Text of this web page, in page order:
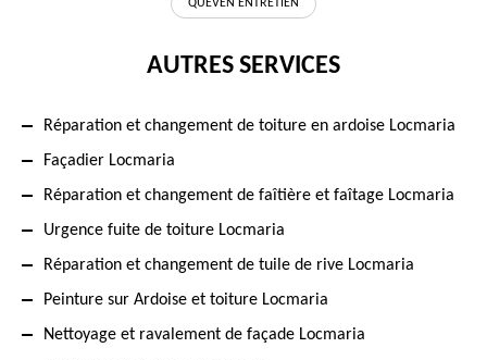
QUEVEN ENTRETIEN
AUTRES SERVICES
Réparation et changement de toiture en ardoise Locmaria
Façadier Locmaria
Réparation et changement de faîtière et faîtage Locmaria
Urgence fuite de toiture Locmaria
Réparation et changement de tuile de rive Locmaria
Peinture sur Ardoise et toiture Locmaria
Nettoyage et ravalement de façade Locmaria